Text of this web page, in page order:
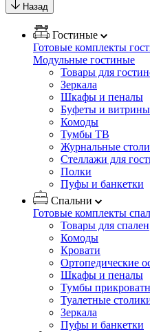
Назад
Гостиные
Готовые комплекты
Модульные гостиные
Товары для
Зеркала
Шкафы и пеналы
Буфеты и витрины
Комоды
Тумбы ТВ
Журнальные
Стеллажи для
Полки
Пуфы и банкетки
Спальни
Готовые комплекты
Товары для спален
Комоды
Кровати
Ортопедические
Шкафы и пеналы
Тумбы
Туалетные
Зеркала
Пуфы и банкетки